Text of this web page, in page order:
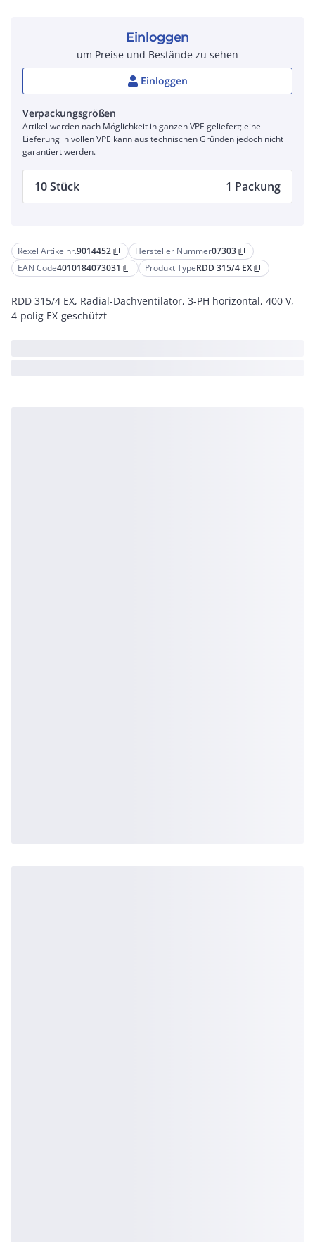
Rexel Artikelnr.9014452 content_copy Hersteller Nummer07303 content_copy
EAN Code4010184073031 content_copy Produkt TypeRDD 315/4 EX content_copy
RDD 315/4 EX, Radial-Dachventilator, 3-PH horizontal, 400 V,
4-polig EX-geschützt
Einloggen
um Preise und Bestände zu sehen
Einloggen
Verpackungsgrößen
Artikel werden nach Möglichkeit in ganzen VPE geliefert; eine
Lieferung in vollen VPE kann aus technischen Gründen jedoch nicht
garantiert werden.
10 Stück 1 Packung